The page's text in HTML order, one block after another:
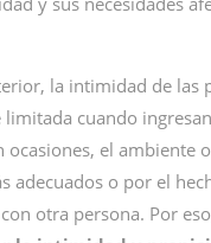
la intimidad de las
cuando
el ambiente
adecuados o por el
otra persona. Por